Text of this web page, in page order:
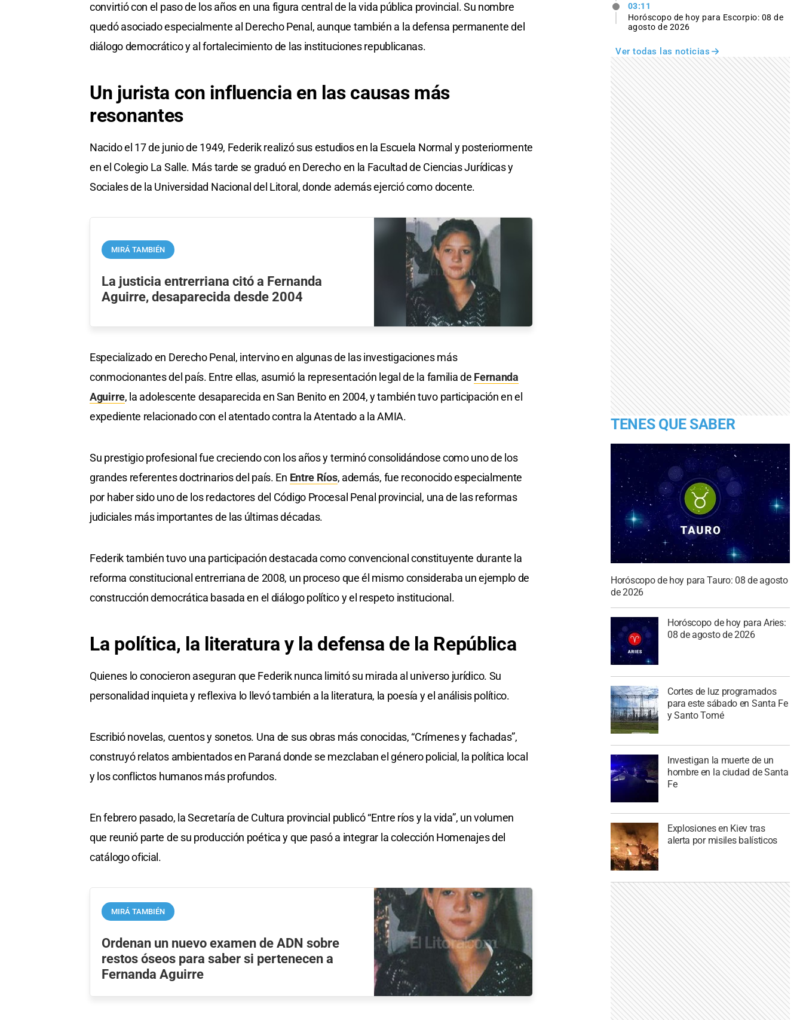
convirtió con el paso de los años en una figura central de la vida pública provincial. Su nombre
quedó asociado especialmente al Derecho Penal, aunque también a la defensa permanente del
diálogo democrático y al fortalecimiento de las instituciones republicanas.
Un jurista con influencia en las causas más
resonantes
Nacido el 17 de junio de 1949, Federik realizó sus estudios en la Escuela Normal y posteriormente
en el Colegio La Salle. Más tarde se graduó en Derecho en la Facultad de Ciencias Jurídicas y
Sociales de la Universidad Nacional del Litoral, donde además ejerció como docente.
MIRÁ TAMBIÉN
La justicia entrerriana citó a Fernanda
Aguirre, desaparecida desde 2004
Especializado en Derecho Penal, intervino en algunas de las investigaciones más
conmocionantes del país. Entre ellas, asumió la representación legal de la familia de Fernanda
Aguirre, la adolescente desaparecida en San Benito en 2004, y también tuvo participación en el
expediente relacionado con el atentado contra la Atentado a la AMIA.
Su prestigio profesional fue creciendo con los años y terminó consolidándose como uno de los
grandes referentes doctrinarios del país. En Entre Ríos, además, fue reconocido especialmente
por haber sido uno de los redactores del Código Procesal Penal provincial, una de las reformas
judiciales más importantes de las últimas décadas.
Federik también tuvo una participación destacada como convencional constituyente durante la
reforma constitucional entrerriana de 2008, un proceso que él mismo consideraba un ejemplo de
construcción democrática basada en el diálogo político y el respeto institucional.
La política, la literatura y la defensa de la República
Quienes lo conocieron aseguran que Federik nunca limitó su mirada al universo jurídico. Su
personalidad inquieta y reflexiva lo llevó también a la literatura, la poesía y el análisis político.
Escribió novelas, cuentos y sonetos. Una de sus obras más conocidas, “Crímenes y fachadas”,
construyó relatos ambientados en Paraná donde se mezclaban el género policial, la política local
y los conflictos humanos más profundos.
En febrero pasado, la Secretaría de Cultura provincial publicó “Entre ríos y la vida”, un volumen
que reunió parte de su producción poética y que pasó a integrar la colección Homenajes del
catálogo oficial.
MIRÁ TAMBIÉN
Ordenan un nuevo examen de ADN sobre
restos óseos para saber si pertenecen a
Fernanda Aguirre
03:11
Horóscopo de hoy para Escorpio: 08 de
agosto de 2026
Ver todas las noticias
TENES QUE SABER
Horóscopo de hoy para Tauro: 08 de agosto
de 2026
Horóscopo de hoy para Aries:
08 de agosto de 2026
Cortes de luz programados
para este sábado en Santa Fe
y Santo Tomé
Investigan la muerte de un
hombre en la ciudad de Santa
Fe
Explosiones en Kiev tras
alerta por misiles balísticos